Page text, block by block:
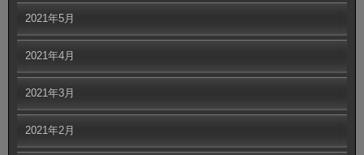
2021年5月
2021年4月
2021年3月
2021年2月